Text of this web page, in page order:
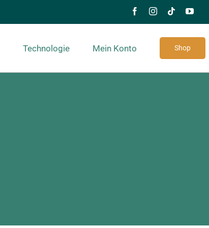
Technologie Mein Konto Shop